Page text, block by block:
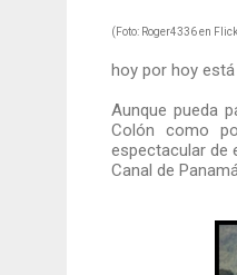
(Foto: Roger4336 en
hoy por hoy
Aunque pueda
Colón como
espectacular de
Canal de